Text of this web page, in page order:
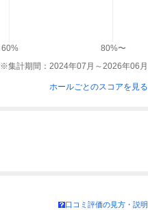
60%
80%〜
※集計期間：2024年07月～2026年06月
ホールごとのスコアを見る
口コミ評価の見方・説明